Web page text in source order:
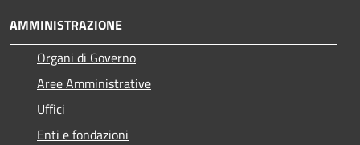
AMMINISTRAZIONE
Organi di Governo
Aree Amministrative
Uffici
Enti e fondazioni